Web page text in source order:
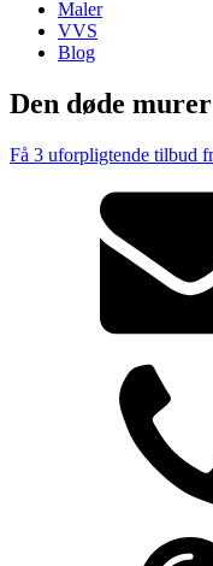
Maler
VVS
Blog
Den døde murer
Få 3 uforpligtende tilbud